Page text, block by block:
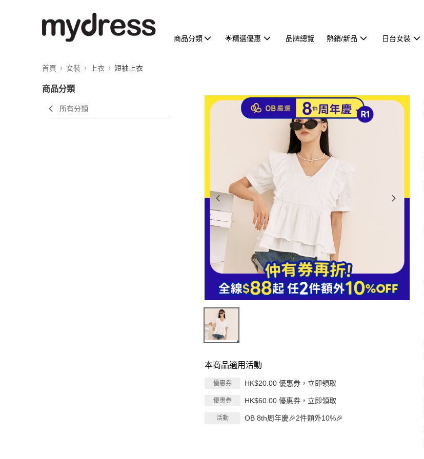
商品分類 🌟精選優惠 品牌總覽 熱銷/新品 日台女裝
首頁 女裝 上衣 短袖上衣
商品分類
所有分類
本商品適用活動
優惠券 HK$20.00 優惠券，立即領取
優惠券 HK$60.00 優惠券，立即領取
活動 OB 8th周年慶🎉2件額外10%🎉